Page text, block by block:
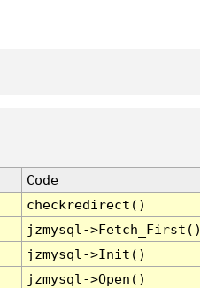
Code
checkredirect()
jzmysql-
jzmysql->Init()
jzmysql->Open()